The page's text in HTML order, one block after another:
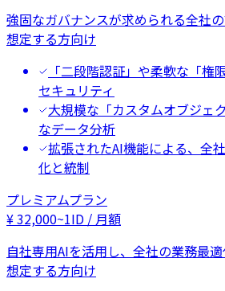
強固なガバナンスが求められる全社
想定する方向け
「二段階認証」や柔軟な「権
セキュリティ
大規模な「カスタムオブジェ
なデータ分析
拡張されたAI機能による、全
化と統制
プレミアムプラン
¥32,000~1ID / 月額
自社専用AIを活用し、全社の業務最
想定する方向け